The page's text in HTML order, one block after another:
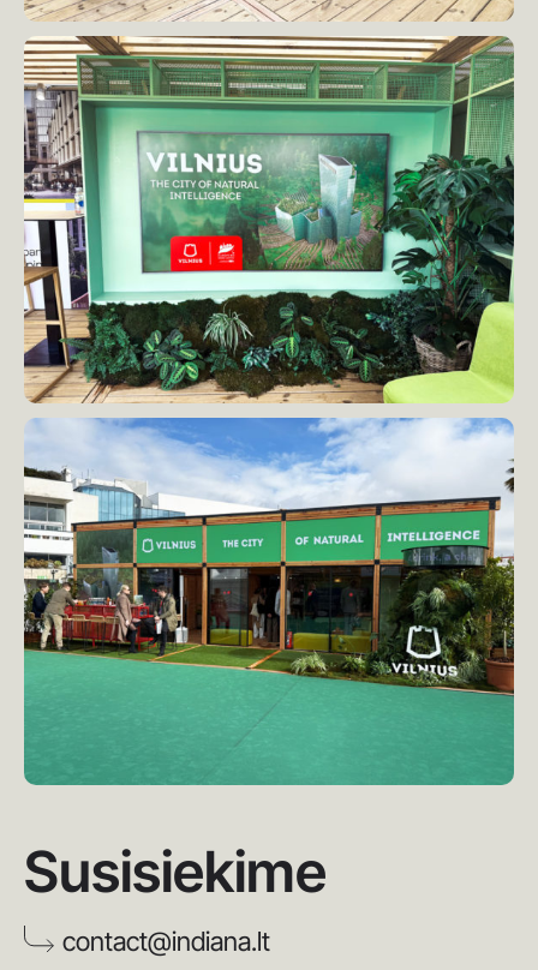
Susisiekime
contact@indiana.lt